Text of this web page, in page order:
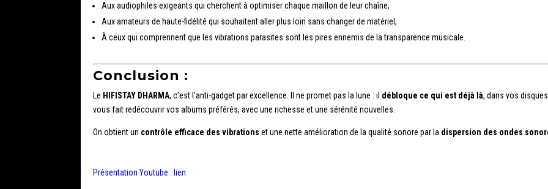
Aux audiophiles exigeants qui cherchent à optimiser chaque maillon de leur chaîne,
Aux amateurs de haute-fidélité qui souhaitent aller plus loin sans changer de matériel,
À ceux qui comprennent que les vibrations parasites sont les pires ennemis de la transparence musicale.
Conclusion :
Le HIFISTAY DHARMA, c’est l’anti-gadget par excellence. Il ne promet pas la lune : il débloque ce qui est déjà là, dans vos
vous fait redécouvrir vos albums préférés, avec une richesse et une sérénité nouvelles.
On obtient un contrôle efficace des vibrations et une nette amélioration de la qualité sonore par la dispersion des ondes
Présentation Youtube : lien